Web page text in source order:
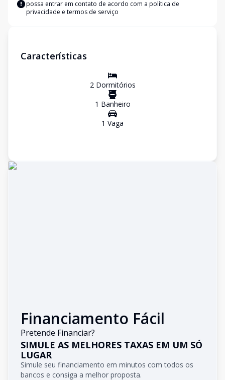
possa entrar em contato de acordo com a política de
privacidade e termos de serviço
Características
2Dormitórios
1 Banheiro
1 Vaga
Financiamento Fácil
Pretende Financiar?
SIMULE AS MELHORES TAXAS EM UM SÓ
LUGAR
Simule seu financiamento em minutos com todos os
bancos e consiga a melhor proposta.